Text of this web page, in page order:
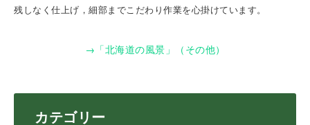
残しなく仕上げ，細部までこだわり作業を心掛けています。
→「北海道の風景」（その他）
カテゴリー